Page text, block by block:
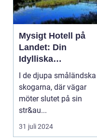
Mysigt Hotell på
Landet: Din
Idylliska
Tillflyktsort i
Småland
I de djupa småländska
skogarna, där vägar
möter slutet på sin
str&au...
31 juli 2024